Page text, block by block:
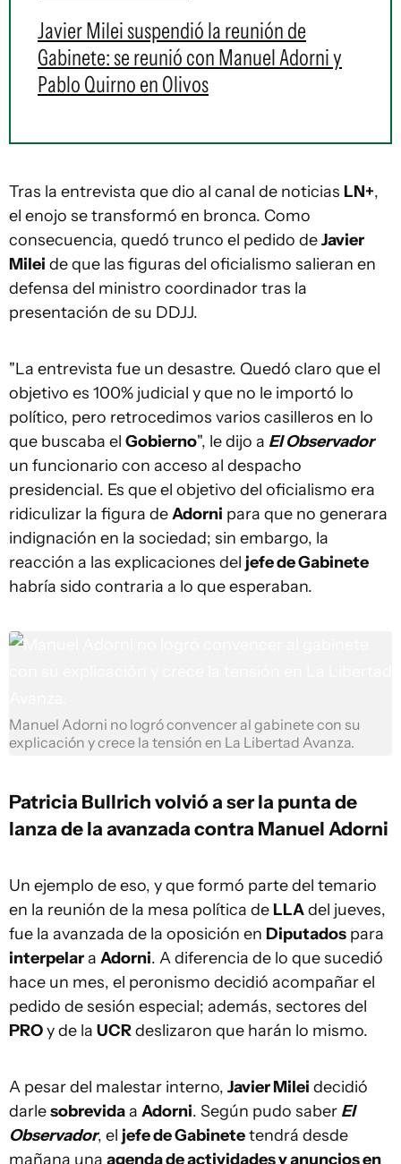
Javier Milei suspendió la reunión de
Gabinete: se reunió con Manuel Adorni y
Pablo Quirno en Olivos
Tras la entrevista que dio al canal de noticias LN+,
el enojo se transformó en bronca. Como
consecuencia, quedó trunco el pedido deJavier
Milei de que las figuras del oficialismo salieran en
defensa del ministro coordinador tras la
presentación de su DDJJ.
"La entrevista fue un desastre. Quedó claro que el
objetivo es 100% judicial y que no le importó lo
político, pero retrocedimos varios casilleros en lo
que buscaba el Gobierno", le dijo a El Observador
un funcionario con acceso al despacho
presidencial. Es que el objetivo del oficialismo era
ridiculizar la figura deAdorni para que no generara
indignación en la sociedad; sin embargo, la
reacción a las explicaciones del jefe de Gabinete
habría sido contraria a lo que esperaban.
Manuel Adorni no logró convencer al gabinete con su
explicación y crece la tensión en La Libertad Avanza.
Patricia Bullrich volvió a ser la punta de
lanza de la avanzada contra Manuel Adorni
Un ejemplo de eso, y que formó parte del temario
en la reunión de la mesa política de LLAdel jueves,
fue la avanzada de la oposición en Diputados para
interpelara Adorni. A diferencia de lo que sucedió
hace un mes, el peronismo decidió acompañar el
pedido de sesión especial; además, sectores del
PROy de la UCRdeslizaron que harán lo mismo.
A pesar del malestar interno, Javier Milei decidió
darlesobrevidaa Adorni. Según pudo saber El
Observador, el jefe de Gabinetetendrá desde
mañana una agenda de actividades y anuncios en